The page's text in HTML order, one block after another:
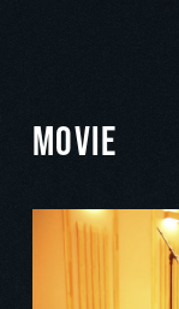
MOVIE